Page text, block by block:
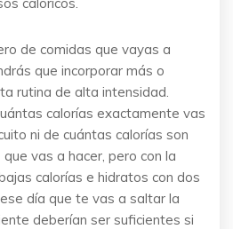
de comidas que vayas a
que incorporar más o
rutina de alta intensidad.
calorías exactamente vas
ni de cuántas calorías son
vas a hacer, pero con la
calorías e hidratos con dos
día que te vas a saltar la
deberían ser suficientes si